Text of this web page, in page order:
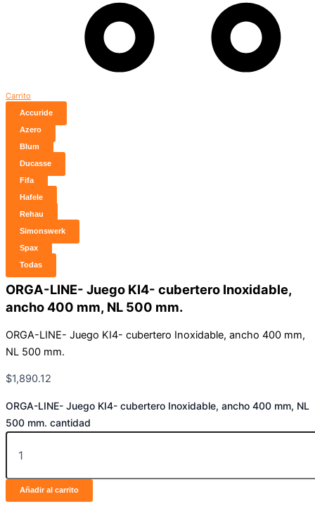
Carrito
Accuride
Azero
Blum
Ducasse
Fifa
Hafele
Rehau
Simonswerk
Spax
Todas
ORGA-LINE- Juego KI4- cubertero Inoxidable,
ancho 400 mm, NL 500 mm.
ORGA-LINE- Juego KI4- cubertero Inoxidable, ancho 400 mm,
NL 500 mm.
$1,890.12
ORGA-LINE- Juego KI4- cubertero Inoxidable, ancho 400 mm, NL
500 mm. cantidad
Añadir al carrito